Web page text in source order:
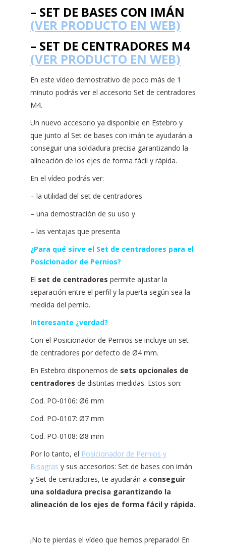
– SET DE BASES CON IMÁN
(VER PRODUCTO EN WEB)
– SET DE CENTRADORES M4
(VER PRODUCTO EN WEB)
En este vídeo demostrativo de poco más de 1
minuto podrás ver el accesorio Set de centradores
M4.
Un nuevo accesorio ya disponible en Estebro y
que junto al Set de bases con imán te ayudarán a
conseguir una soldadura precisa garantizando la
alineación de los ejes de forma fácil y rápida.
En el vídeo podrás ver:
– la utilidad del set de centradores
– una demostración de su uso y
– las ventajas que presenta
¿Para qué sirve el Set de centradores para el
Posicionador de Pernios?
El set de centradores permite ajustar la
separación entre el perfil y la puerta según sea la
medida del pernio.
Interesante ¿verdad?
Con el Posicionador de Pernios se incluye un set
de centradores por defecto de Ø4 mm.
En Estebro disponemos de sets opcionales de
centradores de distintas medidas. Estos son:
Cod. PO-0106: Ø6 mm
Cod. PO-0107: Ø7 mm
Cod. PO-0108: Ø8 mm
Por lo tanto, el Posicionador de Pernios y
Bisagras y sus accesorios: Set de bases con imán
y Set de centradores, te ayudarán a conseguir
una soldadura precisa garantizando la
alineación de los ejes de forma fácil y rápida.
¡No te pierdas el vídeo que hemos preparado! En